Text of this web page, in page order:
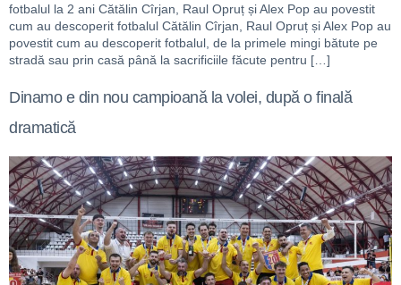
fotbalul la 2 ani Cătălin Cîrjan, Raul Opruț și Alex Pop au povestit
cum au descoperit fotbalul Cătălin Cîrjan, Raul Opruț și Alex Pop au
povestit cum au descoperit fotbalul, de la primele mingi bătute pe
stradă sau prin casă până la sacrificiile făcute pentru […]
Dinamo e din nou campioană la volei, după o finală
dramatică